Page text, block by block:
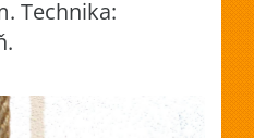
Technika: